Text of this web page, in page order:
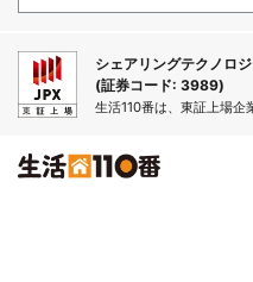
シェアリングテクノロ
(証券コード: 3989)
生活110番は、東証上場企